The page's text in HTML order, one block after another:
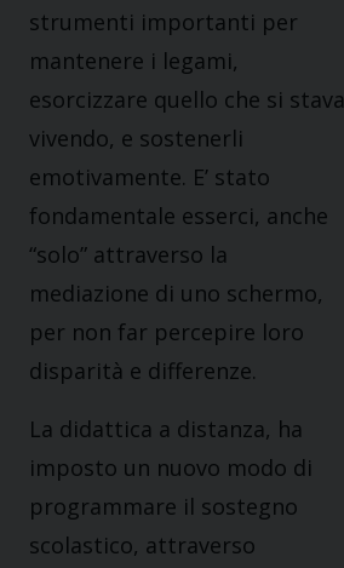
strumenti importanti per
mantenere i legami,
esorcizzare quello che si stava
vivendo, e sostenerli
emotivamente. E’ stato
fondamentale esserci, anche
“solo” attraverso la
mediazione di uno schermo,
per non far percepire loro
disparità e differenze.
La didattica a distanza, ha
imposto un nuovo modo di
programmare il sostegno
scolastico, attraverso